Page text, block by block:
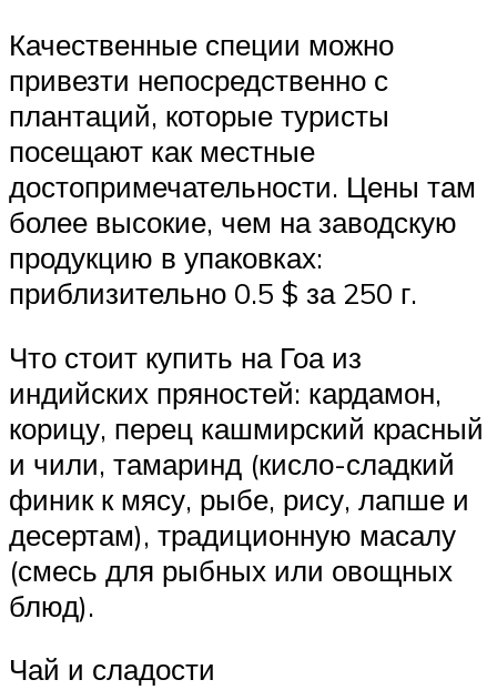
Качественные специи можно
привезти непосредственно с
плантаций, которые туристы
посещают как местные
достопримечательности. Цены там
более высокие, чем на заводскую
продукцию в упаковках:
приблизительно 0.5 $ за 250 г.
Что стоит купить на Гоа из
индийских пряностей: кардамон,
корицу, перец кашмирский красный
и чили, тамаринд (кисло-сладкий
финик к мясу, рыбе, рису, лапше и
десертам), традиционную масалу
(смесь для рыбных или овощных
блюд).
Чай и сладости